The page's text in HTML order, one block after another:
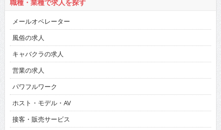
職種・業種で求人を探す
メールオペレーター
風俗の求人
キャバクラの求人
営業の求人
パワフルワーク
ホスト・モデル・AV
接客・販売サービス